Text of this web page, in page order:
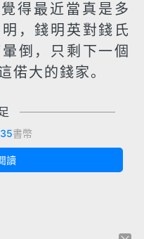
得最近當真是多
，錢明英對錢氏
倒，只剩下一個
偌大的錢家。
35書幣
讀